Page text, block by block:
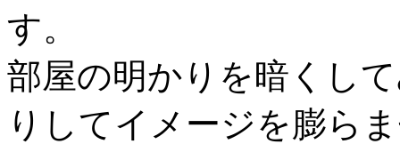
す。
部屋の明かりを暗くし
りしてイメージを膨ら